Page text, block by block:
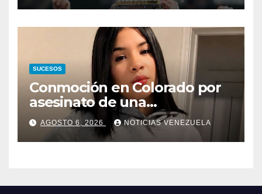
SUCESOS
Conmoción en Colorado por
asesinato de una
adolescente venezolana en
reunión con amigos
AGOSTO 6, 2026 NOTICIAS VENEZUELA